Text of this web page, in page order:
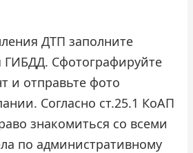
ДТП заполните
ГИБДД. Сфотографируйте
и отправьте фото
Согласно ст.25.1 КоАП
знакомиться со всеми
по административному